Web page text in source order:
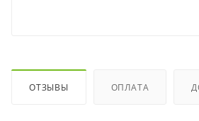
ОТЗЫВЫ ОПЛАТА